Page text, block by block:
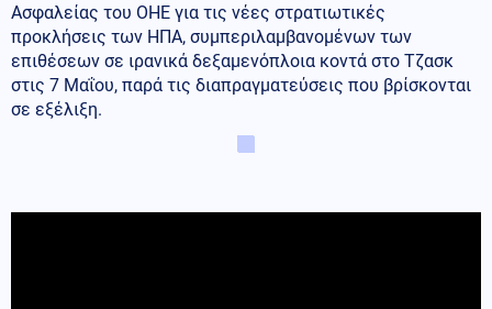
Ασφαλείας του ΟΗΕ για τις νέες στρατιωτικές
προκλήσεις των ΗΠΑ, συμπεριλαμβανομένων των
επιθέσεων σε ιρανικά δεξαμενόπλοια κοντά στο Τζασκ
στις 7 Μαΐου, παρά τις διαπραγματεύσεις που βρίσκονται
σε εξέλιξη.